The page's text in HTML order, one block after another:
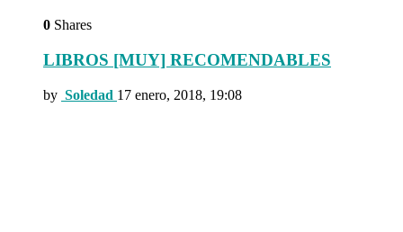
0 Shares
LIBROS [MUY] RECOMENDABLES
by Soledad 17 enero, 2018, 19:08